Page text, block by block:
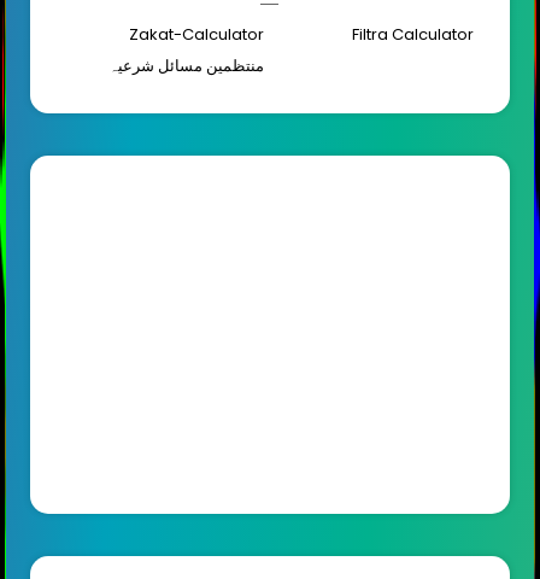
Zakat-Calculator
Filtra Calculator
منتظمین مسائل شرعیہ